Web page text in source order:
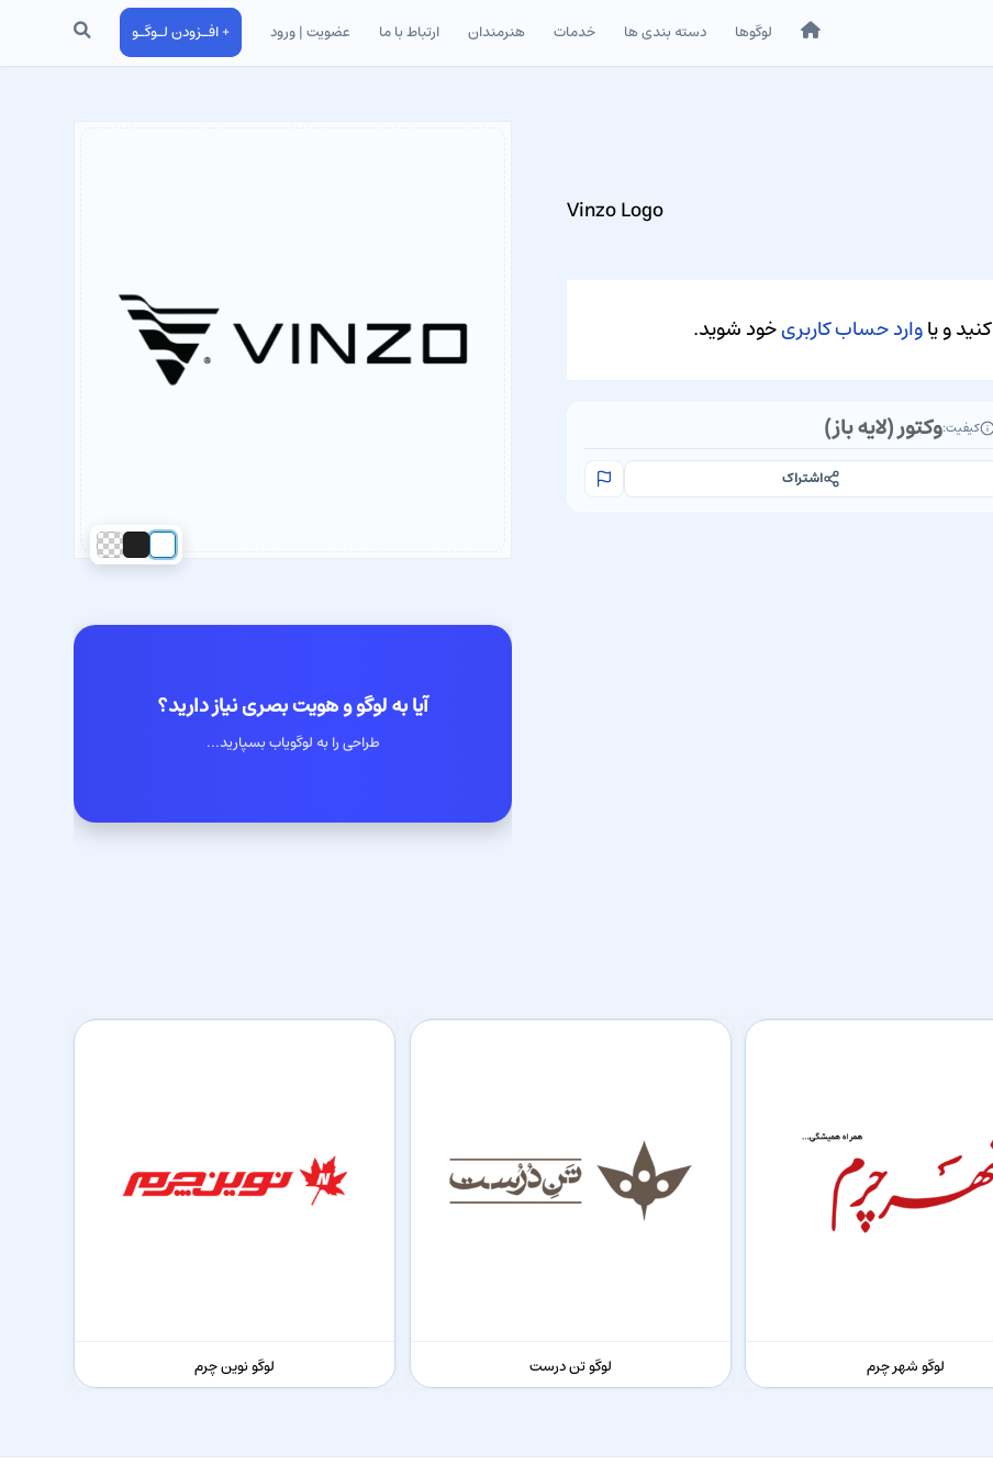
خانه لوگوها دسته بندی ها خدمات هنرمندان ارتباط با ما عضویت | ورود + افـزودن لـوگـو جستجو
آیا به لوگو و هویت بصری نیاز دارید؟
طراحی را به لوگویاب بسپارید...
Vinzo Logo
کنید و یاوارد حساب کاربریخود شوید.
کیفیت:وکتور (لایه باز)
اشتراک
لوگو شهر چرم لوگو تن درست لوگو نوین چرم